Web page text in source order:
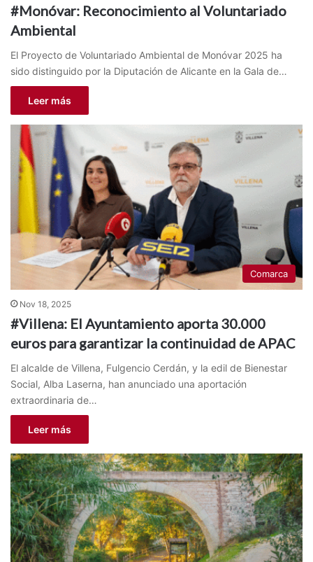
#Monóvar: Reconocimiento al Voluntariado
Ambiental
El Proyecto de Voluntariado Ambiental de Monóvar 2025 ha
sido distinguido por la Diputación de Alicante en la Gala de…
Leer más
Comarca
Nov 18, 2025
#Villena: El Ayuntamiento aporta 30.000
euros para garantizar la continuidad de APAC
El alcalde de Villena, Fulgencio Cerdán, y la edil de Bienestar
Social, Alba Laserna, han anunciado una aportación
extraordinaria de…
Leer más